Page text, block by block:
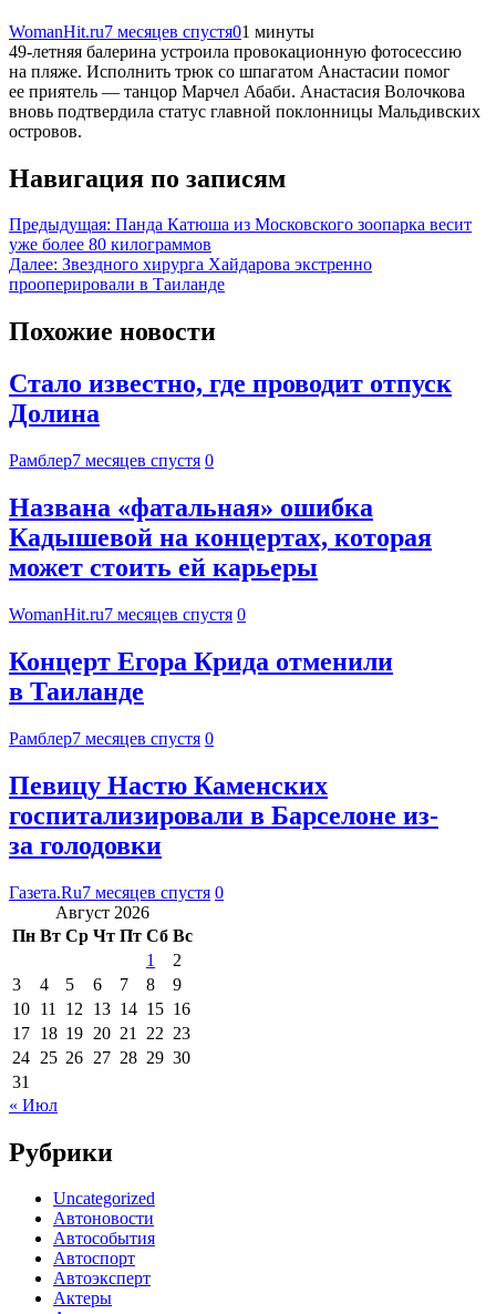
WomanHit.ru7 месяцев спустя01 минуты
49-летняя балерина устроила провокационную фотосессию
на пляже. Исполнить трюк со шпагатом Анастасии помог
ее приятель — танцор Марчел Абаби. Анастасия Волочкова
вновь подтвердила статус главной поклонницы Мальдивских
островов.
Навигация по записям
Предыдущая: Панда Катюша из Московского зоопарка весит
уже более 80 килограммов
Далее: Звездного хирурга Хайдарова экстренно
прооперировали в Таиланде
Похожие новости
Стало известно, где проводит отпуск
Долина
Рамблер7 месяцев спустя 0
Названа «фатальная» ошибка
Кадышевой на концертах, которая
может стоить ей карьеры
WomanHit.ru7 месяцев спустя 0
Концерт Егора Крида отменили
в Таиланде
Рамблер7 месяцев спустя 0
Певицу Настю Каменских
госпитализировали в Барселоне из-
за голодовки
Газета.Ru7 месяцев спустя 0
Август 2026
Пн Вт Ср Чт Пт Сб Вс
1
2
3
4 5 6 7 8
9
10 11 12 13 14 15 16
17 18 19 20 21 22 23
24 25 26 27 28 29 30
31
« Июл
Рубрики
Uncategorized
Автоновости
Автособытия
Автоспорт
Автоэксперт
Актеры